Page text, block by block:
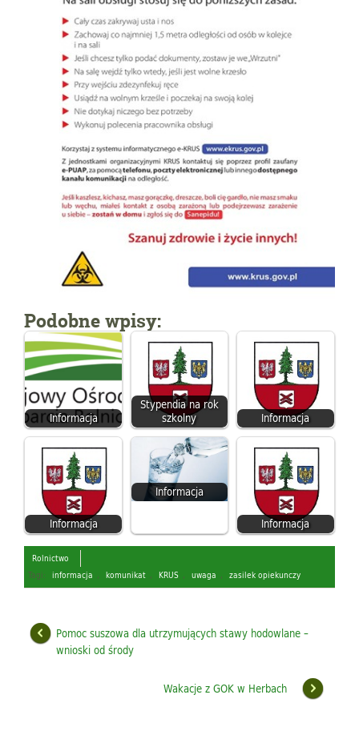
Podobne wpisy:
Informacja
Stypendia na rok
szkolny
Informacja
Informacja
Informacja
Informacja
Rolnictwo
Tagi:
informacja , komunikat , KRUS , uwaga , zasilek opiekunczy
Pomoc suszowa dla utrzymujących stawy hodowlane –
wnioski od środy
Wakacje z GOK w Herbach